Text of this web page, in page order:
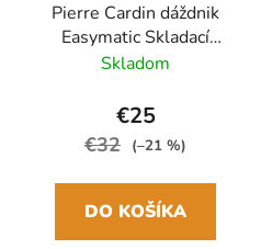
Pierre Cardin dáždnik
Easymatic Skladací
automatický Čierny
rukoväť
Skladom
€25
€32 (–21 %)
DO KOŠÍKA